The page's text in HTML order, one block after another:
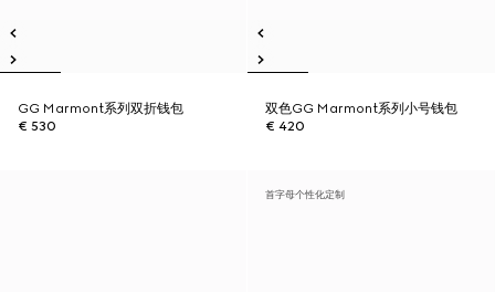
GG Marmont系列双折钱包
€ 530
双色GG Marmont系列小号钱包
€ 420
首字母个性化定制